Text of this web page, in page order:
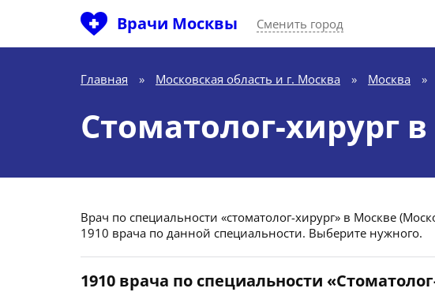
Врачи Москвы Сменить город
Главная » Московская область и г. Москва » Москва »
Стоматолог-хирург
Врач по специальности «стоматолог-хирург» в Москве
1910 врача по данной специальности. Выберите нужного.
1910 врача по специальности